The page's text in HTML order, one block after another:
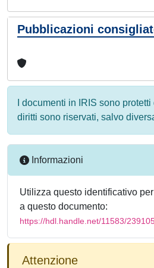
Pubblicazioni
I documenti in IRIS sono
diritti sono riservati, salvo
Informazioni
Utilizza questo identificativo
a questo documento:
https://hdl.handle.net/11583/
Attenzione